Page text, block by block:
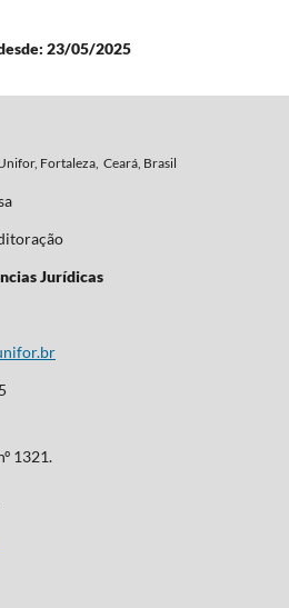
23/05/2025
Fortaleza, Ceará, Brasil
Jurídicas
1321.